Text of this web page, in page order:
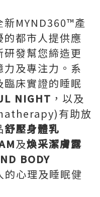
MYND360™產
都市人提供應
發幫您締造更
及專注力。系
床實證的睡眠
NIGHT ，以及
有助放
舒壓身體乳
及煥采潔膚露
BODY
的心理及睡眠健